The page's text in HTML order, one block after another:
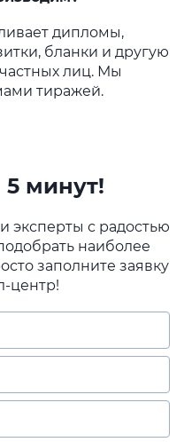
дипломы,
бланки и другую
лиц. Мы
тиражей.
минут!
эксперты с радостью
наиболее
заполните заявку
центр!